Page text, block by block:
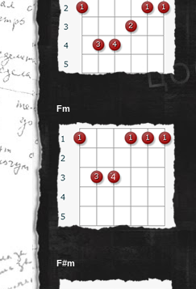
Fm
F#m